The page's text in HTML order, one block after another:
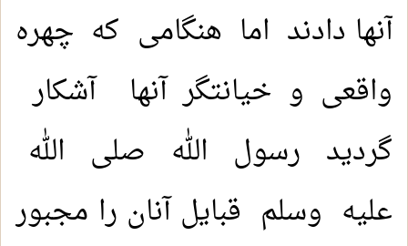
آنها دادند اما هنگامی که چهره
واقعی و خیانتگر آنها آشکار
گردید رسول الله صلی الله
عليه وسلم قبایل آنان را مجبور